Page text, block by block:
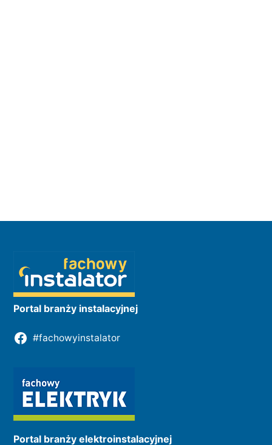
Portal branży instalacyjnej
#fachowyinstalator
Portal branży elektroinstalacyjnej